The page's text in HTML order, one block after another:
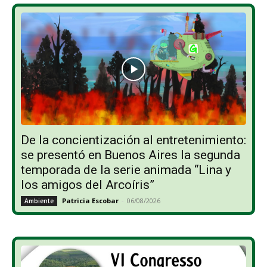
De la concientización al entretenimiento:
se presentó en Buenos Aires la segunda
temporada de la serie animada “Lina y
los amigos del Arcoíris”
Ambiente Patricia Escobar - 06/08/2026